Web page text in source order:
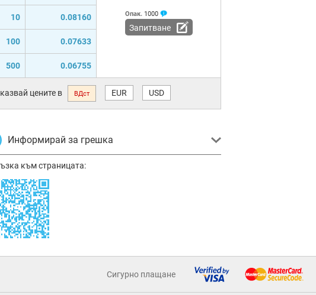
10 0.08160
100 0.07633
500 0.06755
Опак. 1000
Запитване
цените в ВДст EUR USD
Информирай за грешка
към страницата:
Сигурно плащане